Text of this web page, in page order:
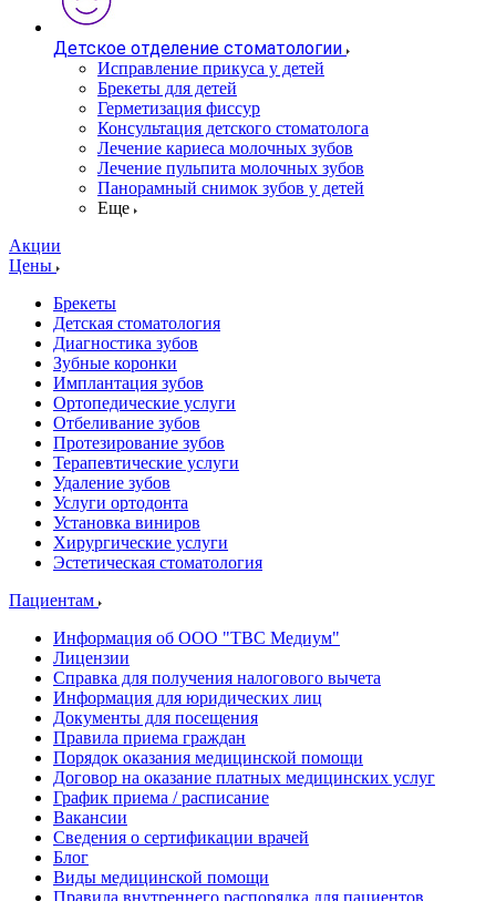
Детское отделение стоматологии
Исправление прикуса у детей
Брекеты для детей
Герметизация фиссур
Консультация детского стоматолога
Лечение кариеса молочных зубов
Лечение пульпита молочных зубов
Панорамный снимок зубов у детей
Еще
Акции
Цены
Брекеты
Детская стоматология
Диагностика зубов
Зубные коронки
Имплантация зубов
Ортопедические услуги
Отбеливание зубов
Протезирование зубов
Терапевтические услуги
Удаление зубов
Услуги ортодонта
Установка виниров
Хирургические услуги
Эстетическая стоматология
Пациентам
Информация об ООО "ТВС Медиум"
Лицензии
Справка для получения налогового вычета
Информация для юридических лиц
Документы для посещения
Правила приема граждан
Порядок оказания медицинской помощи
Договор на оказание платных медицинских услуг
График приема / расписание
Вакансии
Сведения о сертификации врачей
Блог
Виды медицинской помощи
Правила внутреннего распорядка для пациентов